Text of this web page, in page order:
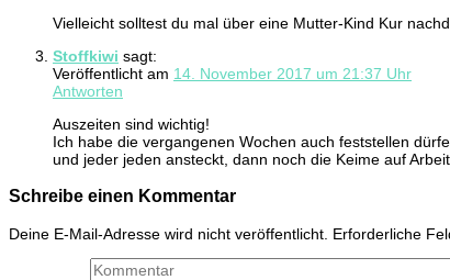
Vielleicht solltest du mal über eine Mutter-Kind Kur
Stoffkiwi sagt:
Veröffentlicht am 14. November 2017 um 21:37 Uhr
Antworten
Auszeiten sind wichtig!
Ich habe die vergangenen Wochen auch feststellen
und jeder jeden ansteckt, dann noch die Keime auf
Schreibe einen Kommentar
Deine E-Mail-Adresse wird nicht veröffentlicht. Erforderliche